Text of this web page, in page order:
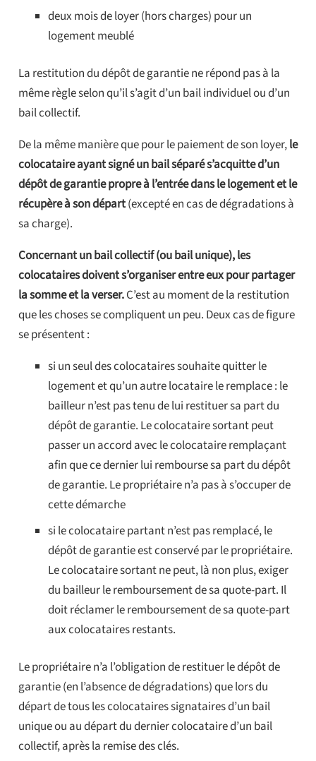
deux mois de loyer (hors charges) pour un
logement meublé
La restitution du dépôt de garantie ne répond pas à la
même règle selon qu’il s’agit d’un bail individuel ou d’un
bail collectif.
De la même manière que pour le paiement de son loyer,le
colocataire ayant signé un bail séparé s’acquitte d’un
dépôt de garantie propre à l’entrée dans le logement et le
récupère à son départ(excepté en cas de dégradations à
sa charge).
Concernant un bail collectif (ou bail unique), les
colocataires doivent s’organiser entre eux pour partager
la somme et la verser.C’est au moment de la restitution
que les choses se compliquent un peu. Deux cas de figure
se présentent :
si un seul des colocataires souhaite quitter le
logement et qu’un autre locataire le remplace : le
bailleur n’est pas tenu de lui restituer sa part du
dépôt de garantie. Le colocataire sortant peut
passer un accord avec le colocataire remplaçant
afin que ce dernier lui rembourse sa part du dépôt
de garantie. Le propriétaire n’a pas à s’occuper de
cette démarche
si le colocataire partant n’est pas remplacé, le
dépôt de garantie est conservé par le propriétaire.
Le colocataire sortant ne peut, là non plus, exiger
du bailleur le remboursement de sa quote-part. Il
doit réclamer le remboursement de sa quote-part
aux colocataires restants.
Le propriétaire n’a l’obligation de restituer le dépôt de
garantie (en l’absence de dégradations) que lors du
départ de tous les colocataires signataires d’un bail
unique ou au départ du dernier colocataire d’un bail
collectif, après la remise des clés.